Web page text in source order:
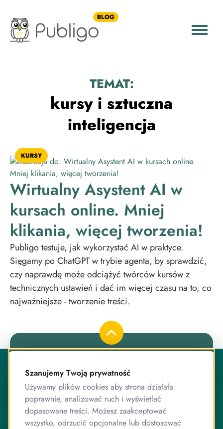
BLOG
TEMAT:
kursy i sztuczna
inteligencja
KURSY
Wirtualny Asystent AI w
kursach online. Mniej
klikania, więcej tworzenia!
Publigo testuje, jak wykorzystać AI w praktyce.
Sięgamy po ChatGPT w trybie agenta, by sprawdzić,
czy naprawdę może odciążyć twórców kursów z
technicznych ustawień i dać im więcej czasu na to, co
najważniejsze - tworzenie treści.
Publigo to rozwiązanie opracowane przez stabilny
zespół przyjaciół, którzy jednocześnie są ekspertami od
programowania.
Pracujemy razem od lat, zarówno przy systemie
sprzedaży kursów, jak i wielu innych projektach
Szanujemy Twoją prywatność
Używamy plików cookies aby strona działała
poprawnie, analizować ruch i wyświetlać
dopasowane treści. Możesz zaakceptować
wszystko, odrzucić opcjonalne lub dostosować